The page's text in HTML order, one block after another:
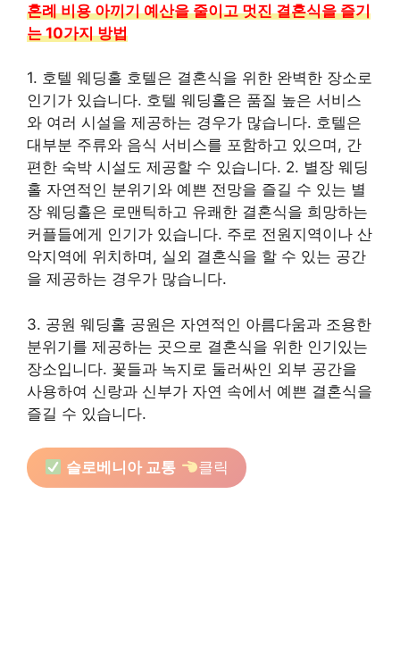
혼례 비용 아끼기 예산을 줄이고 멋진 결혼식을 즐기
는 10가지 방법
1. 호텔 웨딩홀 호텔은 결혼식을 위한 완벽한 장소로
인기가 있습니다. 호텔 웨딩홀은 품질 높은 서비스
와 여러 시설을 제공하는 경우가 많습니다. 호텔은
대부분 주류와 음식 서비스를 포함하고 있으며, 간
편한 숙박 시설도 제공할 수 있습니다. 2. 별장 웨딩
홀 자연적인 분위기와 예쁜 전망을 즐길 수 있는 별
장 웨딩홀은 로맨틱하고 유쾌한 결혼식을 희망하는
커플들에게 인기가 있습니다. 주로 전원지역이나 산
악지역에 위치하며, 실외 결혼식을 할 수 있는 공간
을 제공하는 경우가 많습니다.
3. 공원 웨딩홀 공원은 자연적인 아름다움과 조용한
분위기를 제공하는 곳으로 결혼식을 위한 인기있는
장소입니다. 꽃들과 녹지로 둘러싸인 외부 공간을
사용하여 신랑과 신부가 자연 속에서 예쁜 결혼식을
즐길 수 있습니다.
슬로베니아 교통 클릭